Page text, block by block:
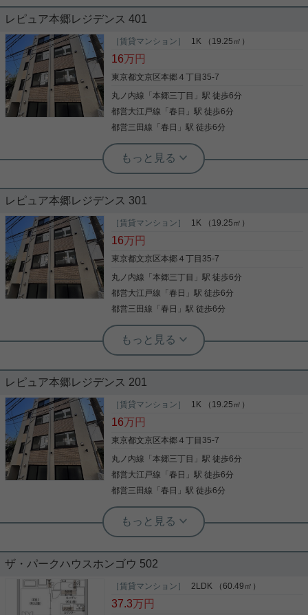
す。本好きの方にオススメです。収納はクロゼッ
ト・シューズWICなど豊富なので、広々と空間を利
用することも可能です。不在時でも荷物の受け取り
ができる、時間調整の手間が省ける宅配ボックスが
機など大変充実。セキュリティ面は、オートロッ
ク・TVインターホンなどを備え付けているので安心
して暮らせます。こだわりを叶えられる新築物件で
す。物件を選ぶことは、単純なものではありませ
ん。住まいは人生を変えるかもしれない大事な要素
なのです。納得の住まい選びを実現させましょう。
写真(9)
詳細を見る
レピュア本郷レジデンス 401
［賃貸マンション］ 1K （19.25㎡）
16万円
東京都文京区本郷４丁目35-7
丸ノ内線 「本郷三丁目 」駅 徒歩6分
都営大江戸線 「春日 」駅 徒歩6分
都営三田線 「春日 」駅 徒歩6分
実用春日ホーム 西片店 ルームアドバイザー
TVインターホン 温水洗浄便座 洗面台
ら「レピュア本郷レジデンス 」。こだわりで選びた
い方におすすめ。文京区エリアで住まいをお探しな
ら「レピュア本郷レジデンス 」。室内設備はエアコ
ン・システムキッチン・照明付きなど充実した設備
要という魅力的な物件です。フローリング張りの物
件です。文京区での住まい探しを当社スタッフがサ
ポートいたします。まずはご希望条件などをお申し
つけください。それを元にお客様に合ったお住まい
をご紹介いたします。
写真(9)
詳細を見る
レピュア本郷レジデンス 301
［賃貸マンション］ 1K （19.25㎡）
16万円
東京都文京区本郷４丁目35-7
丸ノ内線 「本郷三丁目 」駅 徒歩6分
都営大江戸線 「春日 」駅 徒歩6分
都営三田線 「春日 」駅 徒歩6分
実用春日ホーム 西片店 ルームアドバイザー
洗髪洗面化粧台 敷地内ごみ置き場 シス
家から259mのところに本郷五郵便局があります。
予期していなかった荷物が届いた場合でも宅配ボッ
クスがあるので日時を問わずいつでも利用すること
が可能です。収納はクロゼット・シューズWICなど
す。室内設備は洗面化粧台・浴室乾燥機などが揃っ
ており、とても充実しています。マンションタイプ
のお部屋です。新築の物件です。文京区エリアや丸
ノ内線本郷三丁目付近で、お気に入りのお部屋を探
しませんか。快適な暮らしが送れるように、素敵な
お部屋をご紹介いたします。
写真(9)
詳細を見る
レピュア本郷レジデンス 201
［賃貸マンション］ 1K （19.25㎡）
16万円
東京都文京区本郷４丁目35-7
丸ノ内線 「本郷三丁目 」駅 徒歩6分
都営大江戸線 「春日 」駅 徒歩6分
都営三田線 「春日 」駅 徒歩6分
実用春日ホーム 西片店 ルームアドバイザー
シャワー システムキッチン オートロッ
徒歩3分の場所に文京区立本郷小学校があります。
収納はクロゼット・シューズWICなど豊富なので、
衣類や履き物の整理がしやすく便利です。留守中に
ザ・パークハウスホンゴウ 502
［賃貸マンション］ 2LDK （60.49㎡）
37.3万円